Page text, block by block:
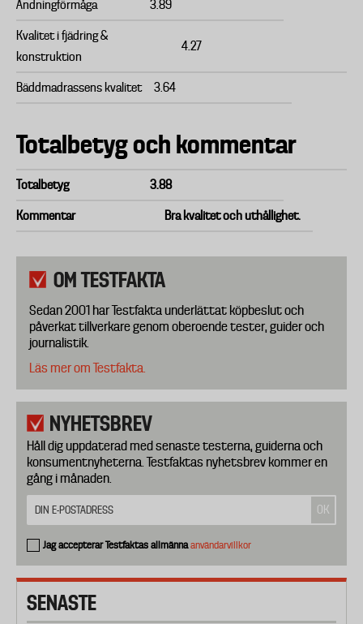
Andningförmåga 3.89
Kvalitet i fjädring &
konstruktion
4.27
Bäddmadrassens kvalitet 3.64
Totalbetyg och kommentar
Totalbetyg 3.88
Kommentar Bra kvalitet och uthållighet.
OM TESTFAKTA
Sedan 2001 har Testfakta underlättat köpbeslut och
påverkat tillverkare genom oberoende tester, guider och
journalistik.
Läs mer om Testfakta.
NYHETSBREV
Håll dig uppdaterad med senaste testerna, guiderna och
konsumentnyheterna. Testfaktas nyhetsbrev kommer en
gång i månaden.
Jag accepterar Testfaktas allmännaanvändarvillkor
SENASTE